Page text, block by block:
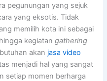
pegunungan yang sejuk
yang eksotis. Tidak
memilih kota ini sebagai
kegiatan gathering
akan jasa video
menjadi hal yang sangat
setiap momen berharga